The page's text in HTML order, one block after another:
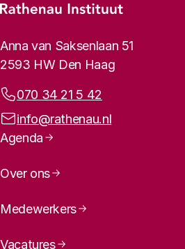
Footer-menu
Rathenau logo, naar de homepage
Contactinformatie
Anna van Saksenlaan 51
2593 HW Den Haag
Telefoonnummer:
070 34 21 5 42
E-mailadres:
info@rathenau.nl
Paginanavigatie
Agenda
Over ons
Medewerkers
Vacatures